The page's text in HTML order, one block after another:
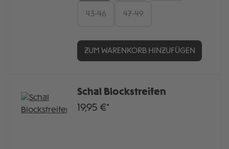
43-46 47-49
ZUM WARENKORB HINZUFÜGEN
Schal Blockstreifen
19,95 €*